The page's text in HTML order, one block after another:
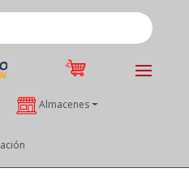
Almacenes